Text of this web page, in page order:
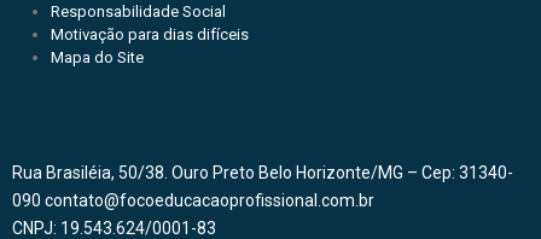
Responsabilidade Social
Motivação para dias difíceis
Mapa do Site
Rua Brasiléia, 50/38. Ouro Preto Belo Horizonte/MG – Cep: 31340-
090 contato@focoeducacaoprofissional.com.br
CNPJ: 19.543.624/0001-83